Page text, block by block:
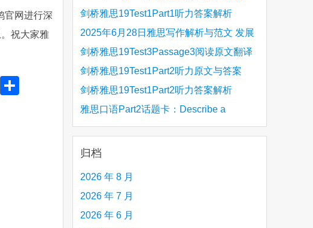
官网进行深
祝大家雅
剑桥雅思19Test1Part1听力答案解析
Hinchingbrooke Country Park
2025年6月28日雅思写作解析与范文 发展
旅游业 手把手带你写高分范文
剑桥雅思19Test3Passage3阅读原文翻译
Is the era of artificial speech translation
upon us 人工智能语言翻译
剑桥雅思19Test1Part2听力原文与答案
Stanthorpe Twinning Association
剑桥雅思19Test1Part2听力答案解析
Stanthorpe Twinning Association
雅思口语Part2话题卡：Describe a
creative person (e.g. an artist, a musician,
etc.) you admire 钦佩的有创造力的人
归档
2026 年 8 月
2026 年 7 月
2026 年 6 月